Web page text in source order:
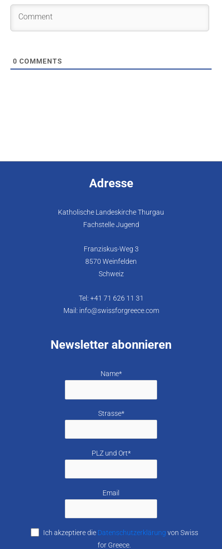
0 COMMENTS
Adresse
Katholische Landeskirche Thurgau
Fachstelle Jugend
Franziskus-Weg 3
8570 Weinfelden
Schweiz
Tel: +41 71 626 11 31
Mail: info@swissforgreece.com
Newsletter abonnieren
Name*
Strasse*
PLZ und Ort*
Email
Ich akzeptiere die Datenschutzerklärung von Swiss
for Greece.